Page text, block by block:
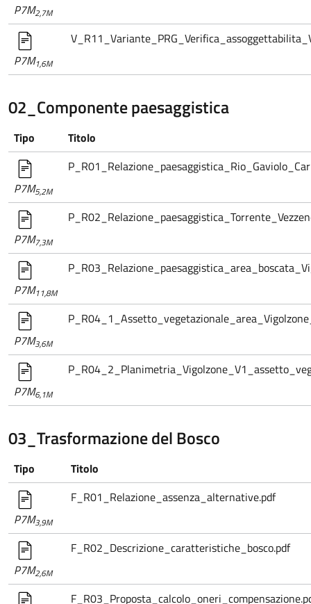
P7M2,7M
P7M1,6M
02_Componente paesaggistica
Tipo Titolo
P7M5,2M
P7M7,3M
P7M11,8M
P7M3,6M
P7M6,1M
03_Trasformazione del Bosco
Tipo Titolo
P7M3,9M
F_R01_Relazione_assenza_alternative.pdf
P7M2,6M
F_R02_Descrizione_caratteristiche_bosco.pdf